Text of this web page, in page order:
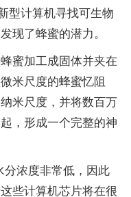
型计算机寻找可生物
现了蜂蜜的潜力。
蜜加工成固体并夹在
米尺度的蜂蜜忆阻
米尺度，并将数百万
，形成一个完整的神
分浓度非常低，因此
些计算机芯片将在很